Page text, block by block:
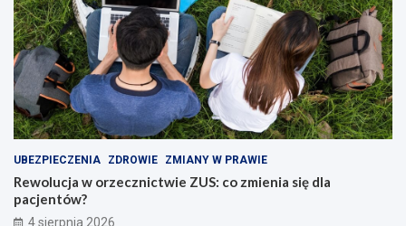
UBEZPIECZENIA ZDROWIE ZMIANY W PRAWIE
Rewolucja w orzecznictwie ZUS: co zmienia się dla
pacjentów?
4 sierpnia 2026